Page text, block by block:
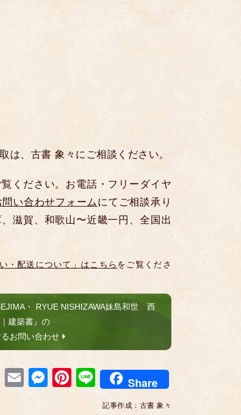
は、古書 象々にご相談ください。
覧ください。お電話・フリーダイヤ
い合わせフォームにてご相談承り
滋賀、和歌山〜近畿一円、全国出
・配送について」はこちら をご覧くださ
・ RYUE NISHIZAWA妹島和世 西
建築書』の
お問い合わせ
T E M Pi Li
n
Share
記事作成： 古書 象々